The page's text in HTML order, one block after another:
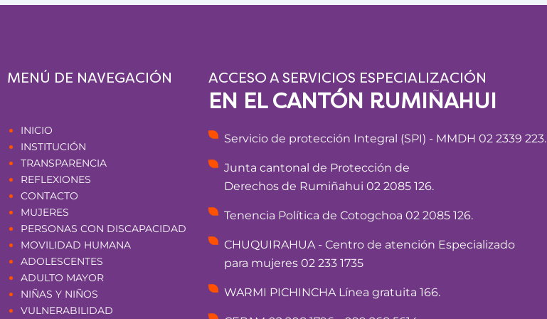
MENÚ DE NAVEGACIÓN
INICIO
INSTITUCIÓN
TRANSPARENCIA
REFLEXIONES
CONTACTO
MUJERES
PERSONAS CON DISCAPACIDAD
MOVILIDAD HUMANA
ADOLESCENTES
ADULTO MAYOR
NIÑAS Y NIÑOS
VULNERABILIDAD
ACCESO A SERVICIOS ESPECIALIZACIÓN
EN EL CANTÓN RUMIÑAHUI
Servicio de protección Integral (SPI) - MMDH 02 2339 223.
Junta cantonal de Protección de
Derechos de Rumiñahui 02 2085 126.
Tenencia Política de Cotogchoa 02 2085 126.
CHUQUIRAHUA - Centro de atención Especializado
para mujeres 02 233 1735
WARMI PICHINCHA Línea gratuita 166.